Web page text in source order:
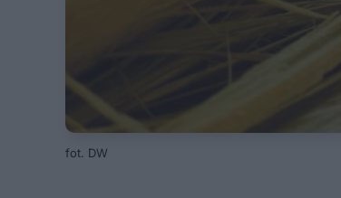
fot. DW